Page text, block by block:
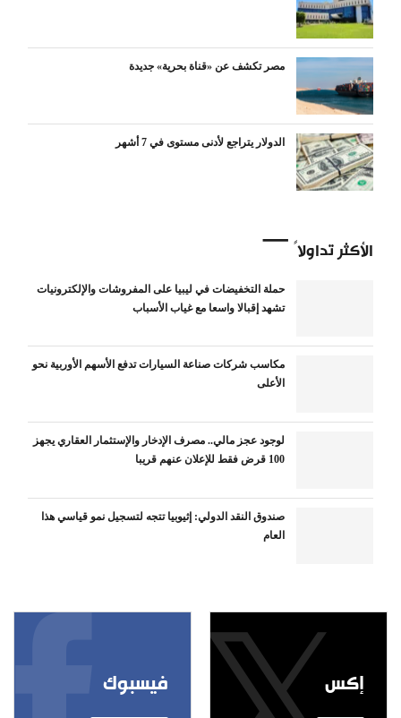
مصر تكشف عن «قناة بحرية» جديدة
الدولار يتراجع لأدنى مستوى في 7 أشهر
الأكثر تداولاً
حملة التخفيضات في ليبيا على المفروشات والإلكترونيات
تشهد إقبالا واسعا مع غياب الأسباب
مكاسب شركات صناعة السيارات تدفع الأسهم الأوربية نحو
الأعلى
لوجود عجز مالي.. مصرف الإدخار والإستثمار العقاري يجهز
100 قرض فقط للإعلان عنهم قريبا
صندوق النقد الدولي: إثيوبيا تتجه لتسجيل نمو قياسي هذا
العام
فيسبوك إكس